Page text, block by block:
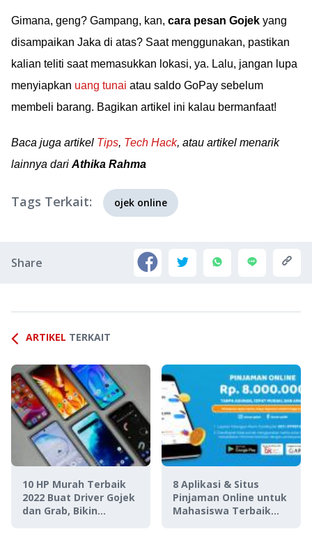
Gimana, geng? Gampang, kan, cara pesan Gojek yang
disampaikan Jaka di atas? Saat menggunakan, pastikan
kalian teliti saat memasukkan lokasi, ya. Lalu, jangan lupa
menyiapkan uang tunai atau saldo GoPay sebelum
membeli barang. Bagikan artikel ini kalau bermanfaat!
Baca juga artikel Tips, Tech Hack, atau artikel menarik
lainnya dari Athika Rahma
Tags Terkait: ojek online
Share
ARTIKEL TERKAIT
10 HP Murah Terbaik
2022 Buat Driver Gojek
dan Grab, Bikin
8 Aplikasi & Situs
Pinjaman Online untuk
Mahasiswa Terbaik